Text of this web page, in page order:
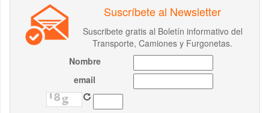
Suscríbete al Newsletter
Suscribete gratis al Boletín informativo del
Transporte, Camiones y Furgonetas.
Nombre
email